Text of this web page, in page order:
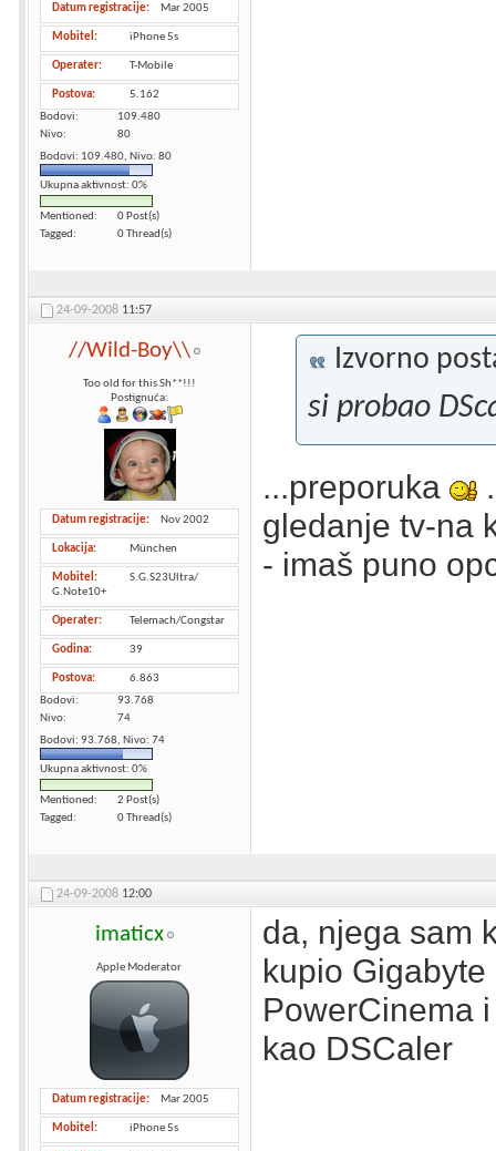
Datum registracije Mar 2005
Mobitel iPhone 5s
Operater T-Mobile
Postova
5.162
Bodovi
109.480
Nivo
80
Bodovi: 109.480, Nivo: 80
Ukupna aktivnost: 0%
Mentioned
0 Post(s)
Tagged
0 Thread(s)
24-09-2008 11:57
//Wild-Boy\\
Too old for this Sh**!!!
Postignuća:
Datum registracije Nov 2002
Lokacija München
Mobitel
S.G.S23Ultra/
G.Note10+
Operater Telemach/Congstar
Godina 39
Postova
6.863
Bodovi
93.768
Nivo
74
Bodovi: 93.768, Nivo: 74
Ukupna aktivnost: 0%
Mentioned
2 Post(s)
Tagged
0 Thread(s)
Izvorno
si probao
...preporuka
gledanje tv-na
- imaš puno
24-09-2008 12:00
imaticx
Apple Moderator
Datum registracije Mar 2005
Mobitel iPhone 5s
da, njega sam
kupio
PowerCinema
kao DSCaler